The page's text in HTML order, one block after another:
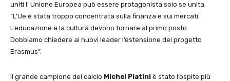
uniti l’ Unione Europea può essere protagonista solo se unita:
“L’Ue è stata troppo concentrata sulla finanza e sui mercati.
L’educazione e la cultura devono tornare al primo posto.
Dobbiamo chiedere ai nuovi leader l’estensione del progetto
Erasmus”.
Il grande campione del calcio Michel Platini è stato l’ospite più